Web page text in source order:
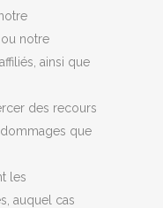
notre
ainsi que
des recours
que
les
auquel cas